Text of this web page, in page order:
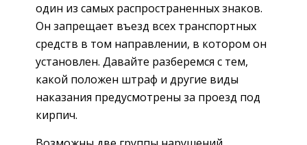
один из самых распространенных знаков.
Он запрещает въезд всех транспортных
средств в том направлении, в котором он
установлен. Давайте разберемся с тем,
какой положен штраф и другие виды
наказания предусмотрены за проезд под
кирпич.